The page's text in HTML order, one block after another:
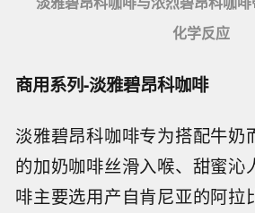
化学反应
商用系列-淡雅碧昂科咖啡
淡雅碧昂科咖啡专为搭配牛奶
的加奶咖啡丝滑入喉、甜蜜沁
啡主要选用产自肯尼亚的阿拉